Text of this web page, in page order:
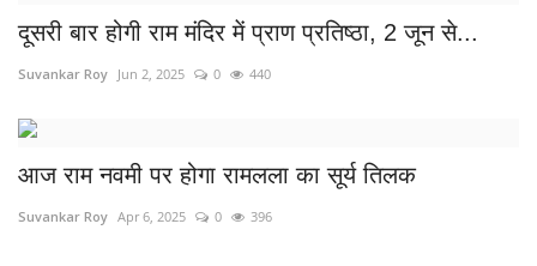
दूसरी बार होगी राम मंदिर में प्राण प्रतिष्ठा, 2 जून से...
Suvankar Roy Jun 2, 2025 0 440
आज राम नवमी पर होगा रामलला का सूर्य तिलक
Suvankar Roy Apr 6, 2025 0 396